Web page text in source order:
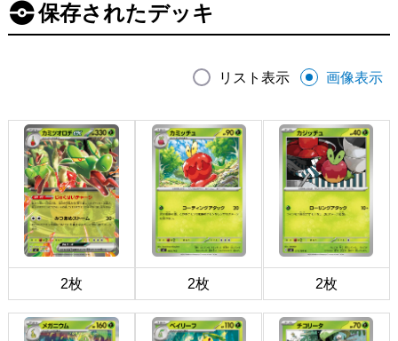
保存されたデッキ
リスト表示 画像表示
2枚 2枚 2枚